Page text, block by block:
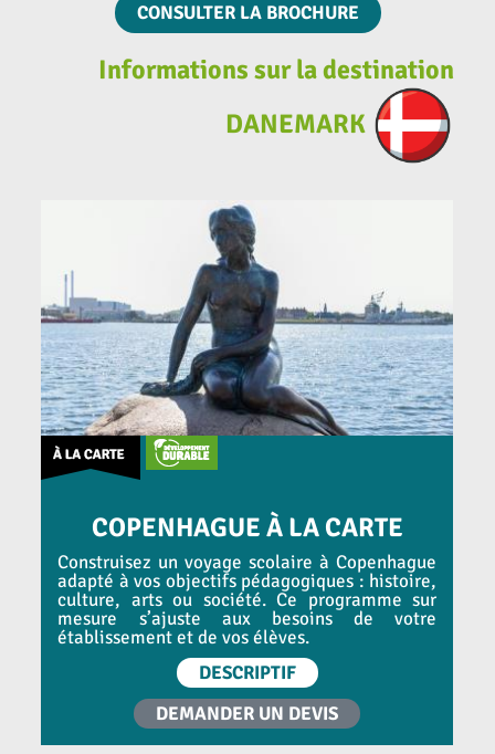
CONSULTER LA BROCHURE
Informations sur la destination
DANEMARK
COPENHAGUE À LA CARTE
Construisez un voyage scolaire à Copenhague
adapté à vos objectifs pédagogiques : histoire,
culture, arts ou société. Ce programme sur
mesure s’ajuste aux besoins de votre
établissement et de vos élèves.
DESCRIPTIF
DEMANDER UN DEVIS